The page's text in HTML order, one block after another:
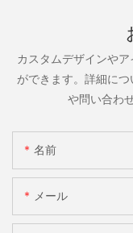
カスタムデザインや
ができます。詳細に
や問い合わ
名前
メール